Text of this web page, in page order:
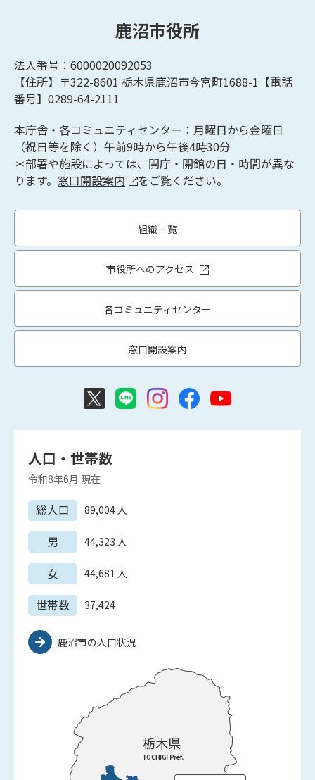
鹿沼市役所
法人番号：6000020092053
【住所】〒322-8601 栃木県鹿沼市今宮町1688-1【電話
番号】0289-64-2111
本庁舎・各コミュニティセンター：月曜日から金曜日
（祝日等を除く）午前9時から午後4時30分
＊部署や施設によっては、開庁・開館の日・時間が異な
ります。 窓口開設案内 をご覧ください。
組織一覧
市役所へのアクセス
各コミュニティセンター
窓口開設案内
人口・世帯数
令和8年6月 現在
総人口 89,004人
男 44,323 人
女 44,681 人
世帯数 37,424
鹿沼市の人口状況